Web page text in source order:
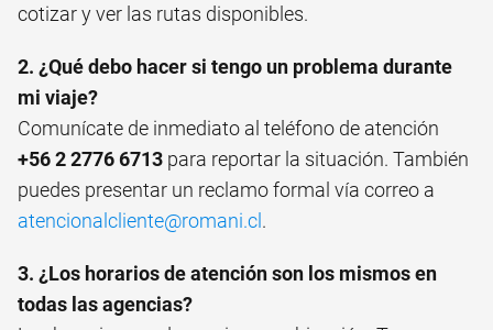
cotizar y ver las rutas disponibles.
2. ¿Qué debo hacer si tengo un problema durante
mi viaje?
Comunícate de inmediato al teléfono de atención
+56 2 2776 6713 para reportar la situación. También
puedes presentar un reclamo formal vía correo a
atencionalcliente@romani.cl.
3. ¿Los horarios de atención son los mismos en
todas las agencias?